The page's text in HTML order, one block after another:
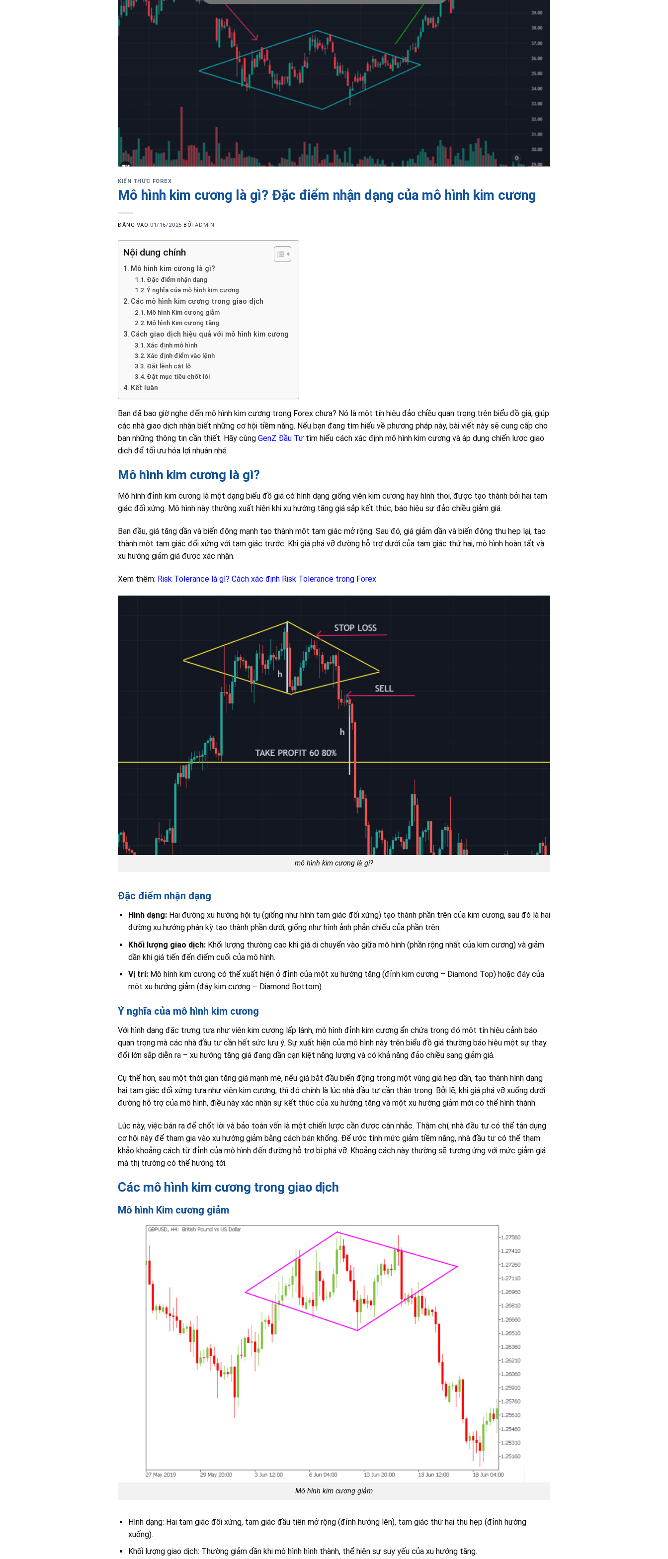
KIẾN THỨC FOREX
Mô hình kim cương là gì? Đặc điểm nhận dạng của mô hình kim cương
ĐĂNG VÀO 01/16/2025 BỞIADMIN
Nội dung chính
Mô hình kim cương là gì?
Đặc điểm nhận dạng
Ý nghĩa của mô hình kim cương
Các mô hình kim cương trong giao dịch
Mô hình Kim cương giảm
Mô hình Kim cương tăng
Cách giao dịch hiệu quả với mô hình kim cương
Xác định mô hình
Xác định điểm vào lệnh
Đặt lệnh cắt lỗ
Đặt mục tiêu chốt lời
Kết luận
Bạn đã bao giờ nghe đến mô hình kim cương trong Forex chưa? Nó là một tín hiệu đảo chiều quan trọng trên biểu đồ giá, giúp
các nhà giao dịch nhận biết những cơ hội tiềm năng. Nếu bạn đang tìm hiểu về phương pháp này, bài viết này sẽ cung cấp cho
bạn những thông tin cần thiết. Hãy cùng GenZ Đầu Tư tìm hiểu cách xác định mô hình kim cương và áp dụng chiến lược giao
dịch để tối ưu hóa lợi nhuận nhé.
Mô hình kim cương là gì?
Mô hình đỉnh kim cương là một dạng biểu đồ giá có hình dạng giống viên kim cương hay hình thoi, được tạo thành bởi hai tam
giác đối xứng. Mô hình này thường xuất hiện khi xu hướng tăng giá sắp kết thúc, báo hiệu sự đảo chiều giảm giá.
Ban đầu, giá tăng dần và biến động mạnh tạo thành một tam giác mở rộng. Sau đó, giá giảm dần và biến động thu hẹp lại, tạo
thành một tam giác đối xứng với tam giác trước. Khi giá phá vỡ đường hỗ trợ dưới của tam giác thứ hai, mô hình hoàn tất và
xu hướng giảm giá được xác nhận.
Xem thêm: Risk Tolerance là gì? Cách xác định Risk Tolerance trong Forex
mô hình kim cương là gì?
Đặc điểm nhận dạng
Hình dạng:Hai đường xu hướng hội tụ (giống như hình tam giác đối xứng) tạo thành phần trên của kim cương, sau đó là hai
đường xu hướng phân kỳ tạo thành phần dưới, giống như hình ảnh phản chiếu của phần trên.
Khối lượng giao dịch:Khối lượng thường cao khi giá di chuyển vào giữa mô hình (phần rộng nhất của kim cương) và giảm
dần khi giá tiến đến điểm cuối của mô hình.
Vị trí:Mô hình kim cương có thể xuất hiện ở đỉnh của một xu hướng tăng (đỉnh kim cương – Diamond Top) hoặc đáy của
một xu hướng giảm (đáy kim cương – Diamond Bottom).
Ý nghĩa của mô hình kim cương
Với hình dạng đặc trưng tựa như viên kim cương lấp lánh, mô hình đỉnh kim cương ẩn chứa trong đó một tín hiệu cảnh báo
quan trọng mà các nhà đầu tư cần hết sức lưu ý. Sự xuất hiện của mô hình này trên biểu đồ giá thường báo hiệu một sự thay
đổi lớn sắp diễn ra – xu hướng tăng giá đang dần cạn kiệt năng lượng và có khả năng đảo chiều sang giảm giá.
Cụ thể hơn, sau một thời gian tăng giá mạnh mẽ, nếu giá bắt đầu biến động trong một vùng giá hẹp dần, tạo thành hình dạng
hai tam giác đối xứng tựa như viên kim cương, thì đó chính là lúc nhà đầu tư cần thận trọng. Bởi lẽ, khi giá phá vỡ xuống dưới
đường hỗ trợ của mô hình, điều này xác nhận sự kết thúc của xu hướng tăng và một xu hướng giảm mới có thể hình thành.
Lúc này, việc bán ra để chốt lời và bảo toàn vốn là một chiến lược cần được cân nhắc. Thậm chí, nhà đầu tư có thể tận dụng
cơ hội này để tham gia vào xu hướng giảm bằng cách bán khống. Để ước tính mức giảm tiềm năng, nhà đầu tư có thể tham
khảo khoảng cách từ đỉnh của mô hình đến đường hỗ trợ bị phá vỡ. Khoảng cách này thường sẽ tương ứng với mức giảm giá
mà thị trường có thể hướng tới.
Các mô hình kim cương trong giao dịch
Mô hình Kim cương giảm
Mô hình kim cương giảm
Hình dạng: Hai tam giác đối xứng, tam giác đầu tiên mở rộng (đỉnh hướng lên), tam giác thứ hai thu hẹp (đỉnh hướng
xuống).
Khối lượng giao dịch: Thường giảm dần khi mô hình hình thành, thể hiện sự suy yếu của xu hướng tăng.